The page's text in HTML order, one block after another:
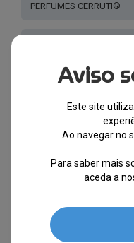
PERFUMES CERRUTI®
PERFUME CRIANÇAS
PERFUMES LANVIN®
PERFUMES
FERRARI®
Aviso
Este site
Ao navegar no
Para saber mais
aceda a